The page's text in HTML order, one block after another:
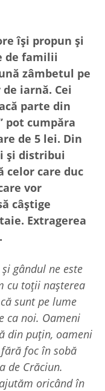
își propun și
de familii
zâmbetul pe
iarnă. Cei
parte din
pot cumpăra
de 5 lei. Din
și distribui
celor care duc
vor
câștige
Extragerea
gândul ne este
cu toții nașterea
sunt pe lume
ca noi. Oameni
din puțin, oameni
foc în sobă
de Crăciun.
oricând în